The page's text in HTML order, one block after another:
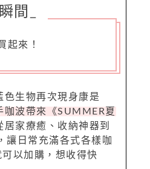
瞬間
起來！
色生物再次現身康是
咖波帶來《SUMMER夏
居家療癒、 收納神器到
讓日常充滿各式各樣咖
以加購，想收得快